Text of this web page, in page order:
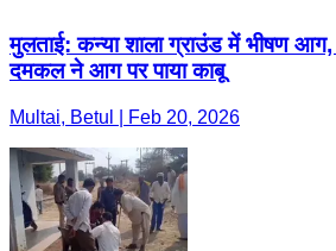
मुलताई: कन्या शाला ग्राउंड में भीषण आग,
दमकल ने आग पर पाया काबू
Multai, Betul | Feb 20, 2026